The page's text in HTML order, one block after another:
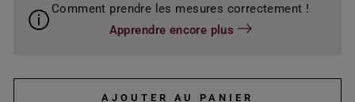
Comment prendre les mesures correctement !
Apprendre encore plus
AJOUTER AU PANIER